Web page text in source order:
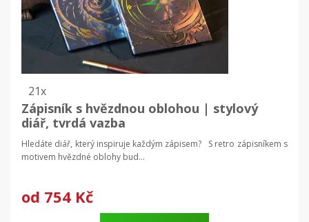
21x
Zápisník s hvězdnou oblohou | stylový
diář, tvrdá vazba
Hledáte diář, který inspiruje každým zápisem? S retro zápisníkem s
motivem hvězdné oblohy bud...
od 754 Kč